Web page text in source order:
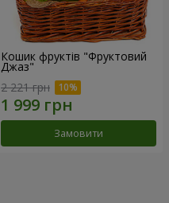
Кошик фруктів "Фруктовий
Джаз"
2 221 грн
Замовити